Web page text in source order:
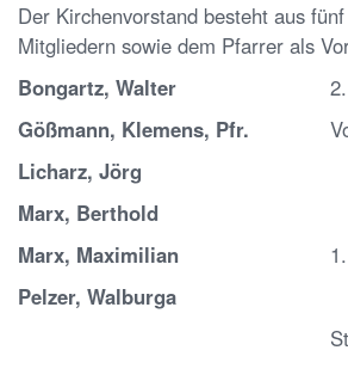
Der Kirchenvorstand besteht aus
Mitgliedern sowie dem Pfarrer als
Bongartz, Walter
Gößmann, Klemens, Pfr.
Licharz, Jörg
Marx, Berthold
Marx, Maximilian
Pelzer, Walburga